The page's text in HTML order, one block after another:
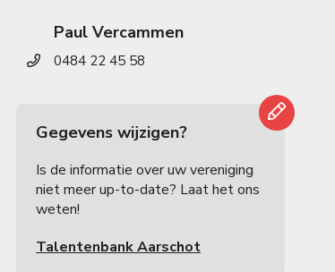
Paul Vercammen
0484 22 45 58
Gegevens wijzigen?
Is de informatie over uw vereniging
niet meer up-to-date? Laat het ons
weten!
Talentenbank Aarschot